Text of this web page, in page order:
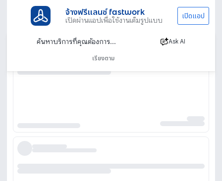
จ้างฟรีแลนซ์ fastwork
เปิดผ่านแอปเพื่อใช้งานเต็มรูปแบบ เปิดแอป
Ask AI
เรียงตาม